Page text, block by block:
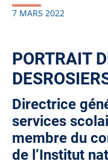
7 MARS 2022
PORTRAIT
Directrice
services
membre du
de l’Institut